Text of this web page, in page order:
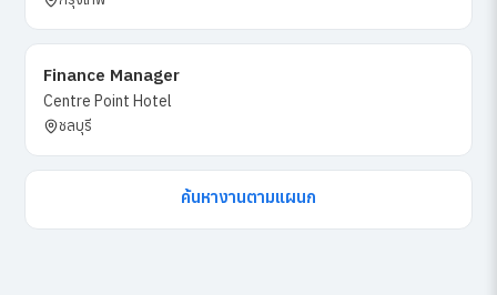
Finance Manager
Centre Point Hotel
ชลบุรี
ค้นหางานตามแผนก